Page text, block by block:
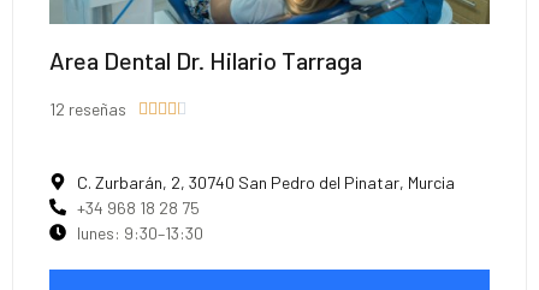
Area Dental Dr. Hilario Tarraga
12 reseñas     
C. Zurbarán, 2, 30740 San Pedro del Pinatar, Murcia
+34 968 18 28 75
lunes: 9:30–13:30